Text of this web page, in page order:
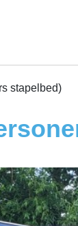
stapelbed)